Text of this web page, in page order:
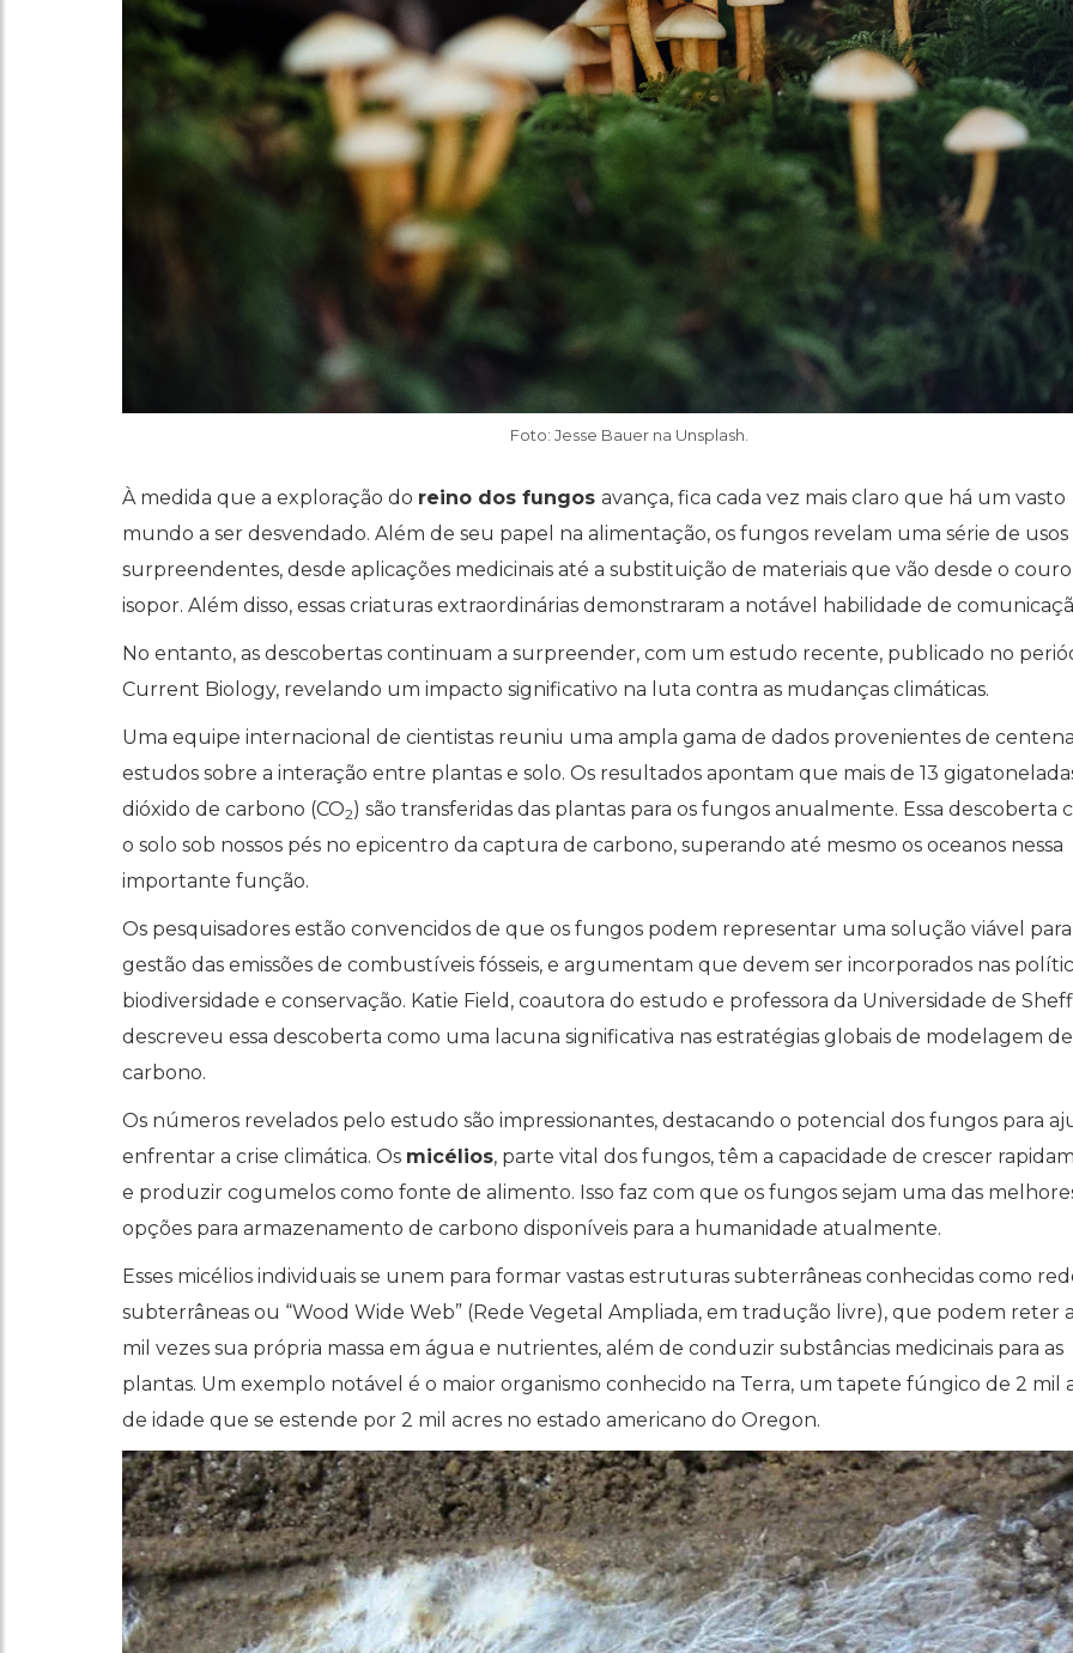
Foto: Jesse Bauer na Unsplash.
À medida que a exploração do reino dos fungos avança, fica cada vez mais claro que há um vasto
mundo a ser desvendado. Além de seu papel na alimentação, os fungos revelam uma série de usos
surpreendentes, desde aplicações medicinais até a substituição de materiais que vão desde o
isopor. Além disso, essas criaturas extraordinárias demonstraram a notável habilidade de
No entanto, as descobertas continuam a surpreender, com um estudo recente, publicado no
Current Biology, revelando um impacto significativo na luta contra as mudanças climáticas.
Uma equipe internacional de cientistas reuniu uma ampla gama de dados provenientes de
estudos sobre a interação entre plantas e solo. Os resultados apontam que mais de 13
dióxido de carbono (CO2) são transferidas das plantas para os fungos anualmente. Essa descoberta
o solo sob nossos pés no epicentro da captura de carbono, superando até mesmo os oceanos nessa
importante função.
Os pesquisadores estão convencidos de que os fungos podem representar uma solução viável
gestão das emissões de combustíveis fósseis, e argumentam que devem ser incorporados nas
biodiversidade e conservação. Katie Field, coautora do estudo e professora da Universidade de
descreveu essa descoberta como uma lacuna significativa nas estratégias globais de modelagem de
carbono.
Os números revelados pelo estudo são impressionantes, destacando o potencial dos fungos para
enfrentar a crise climática. Os micélios, parte vital dos fungos, têm a capacidade de crescer
e produzir cogumelos como fonte de alimento. Isso faz com que os fungos sejam uma das
opções para armazenamento de carbono disponíveis para a humanidade atualmente.
Esses micélios individuais se unem para formar vastas estruturas subterrâneas conhecidas como
subterrâneas ou “Wood Wide Web” (Rede Vegetal Ampliada, em tradução livre), que podem reter
mil vezes sua própria massa em água e nutrientes, além de conduzir substâncias medicinais para as
plantas. Um exemplo notável é o maior organismo conhecido na Terra, um tapete fúngico de 2 mil
de idade que se estende por 2 mil acres no estado americano do Oregon.